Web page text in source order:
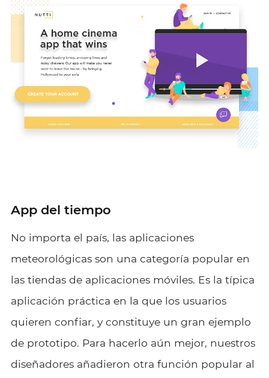
App del tiempo
No importa el país, las aplicaciones
meteorológicas son una categoría popular en
las tiendas de aplicaciones móviles. Es la típica
aplicación práctica en la que los usuarios
quieren confiar, y constituye un gran ejemplo
de prototipo. Para hacerlo aún mejor, nuestros
diseñadores añadieron otra función popular al